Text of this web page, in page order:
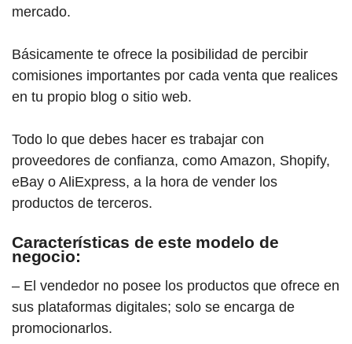
mercado.
Básicamente te ofrece la posibilidad de percibir
comisiones importantes por cada venta que realices
en tu propio blog o sitio web.
Todo lo que debes hacer es trabajar con
proveedores de confianza, como Amazon, Shopify,
eBay o AliExpress, a la hora de vender los
productos de terceros.
Características de este modelo de
negocio:
– El vendedor no posee los productos que ofrece en
sus plataformas digitales; solo se encarga de
promocionarlos.